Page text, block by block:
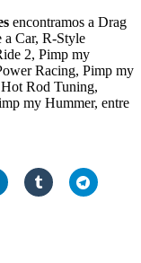
encontramos a Drag
Car, R-Style
2, Pimp my
Racing, Pimp my
Rod Tuning,
my Hummer, entre